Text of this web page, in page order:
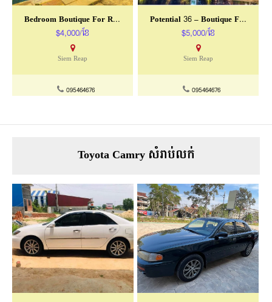
Bedroom Boutique For Rent In Siem Reap-Slor Kram
$4,000/ខែ
Siem Reap
095464676
Potential 36 – Boutique For Rent In Siem Reap
$5,000/ខែ
Siem Reap
095464676
Toyota Camry សំរាប់លក់